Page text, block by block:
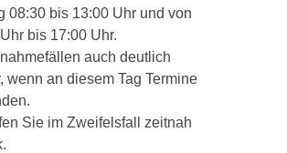
08:30 bis 13:00 Uhr und von
bis 17:00 Uhr.
auch deutlich
wenn an diesem Tag Termine
Sie im Zweifelsfall zeitnah